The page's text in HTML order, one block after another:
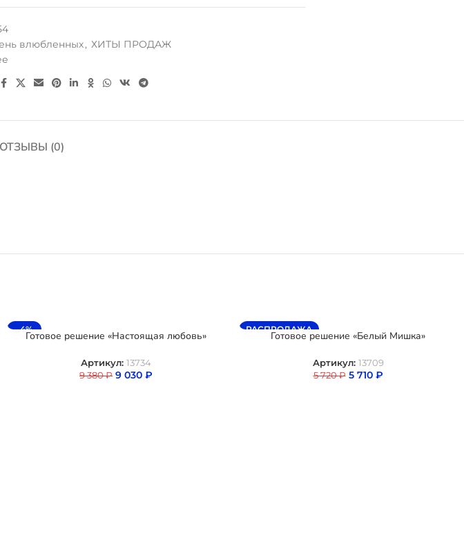
влюбленных, ХИТЫ ПРОДАЖ
ОТЗЫВЫ (0)
-4%
Готовое решение «Настоящая любовь»
Артикул: 13734
9 380₽ 9 030 ₽
РАСПРОДАЖА
Готовое решение «Белый Мишка»
Артикул: 13709
5 720₽ 5 710 ₽